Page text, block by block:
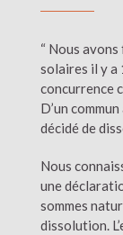
“ Nous
solaires il y a
concurrence
D’un
décidé de
Nous
une
sommes
dissolution.